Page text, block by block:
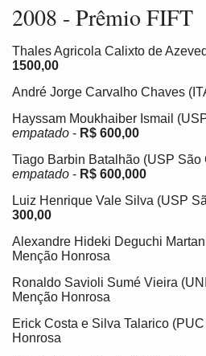
2008 - Prêmio FIFT
Thales Agricola Calixto de
1500,00
André Jorge Carvalho Chaves
Hayssam Moukhaiber Ismail
empatado - R$ 600,00
Tiago Barbin Batalhão (USP São
empatado - R$ 600,000
Luiz Henrique Vale Silva (USP
300,00
Alexandre Hideki Deguchi
Menção Honrosa
Ronaldo Savioli Sumé Vieira
Menção Honrosa
Erick Costa e Silva Talarico
Honrosa